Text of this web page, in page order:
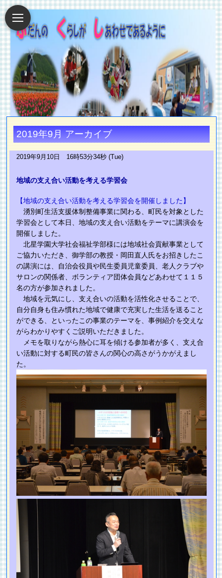
2019年9月 アーカイブ
2019年9月10日 16時53分34秒 (Tue)
地域の支え合い活動を考える学習会
【地域の支え合い活動を考える学習会を開催しました】
湧別町生活支援体制整備事業に関わる、町民を対象とした
学習会として本日、地域の支え合い活動をテーマに講演会を
開催しました。
北星学園大学社会福祉学部様には地域社会貢献事業として
ご協力いただき、御学部の教授・岡田直人氏をお招きしたこ
の講演には、自治会役員や民生委員児童委員、老人クラブや
サロンの関係者、ボランティア団体会員などあわせて１１５
名の方が参加されました。
地域を元気にし、支え合いの活動を活性化させることで、
自分自身も住み慣れた地域で健康で充実した生活を送ること
ができる、といったこの事業のテーマを、事例紹介を交えな
がらわかりやすくご説明いただきました。
メモを取りながら熱心に耳を傾ける参加者が多く、支え合
い活動に対する町民の皆さんの関心の高さがうかがえまし
た。